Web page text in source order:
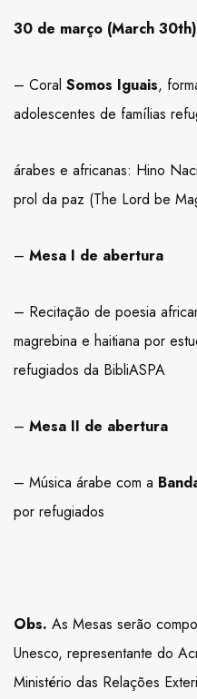
30 de março (March
– Coral Somos Iguais,
adolescentes de famílias
árabes e africanas: Hino
prol da paz (The Lord be
– Mesa I de abertura
– Recitação de poesia
magrebina e haitiana por
refugiados da BibliASPA
– Mesa II de abertura
– Música árabe com a
por refugiados
Obs. As Mesas serão
Unesco, representante do
Ministério das Relações